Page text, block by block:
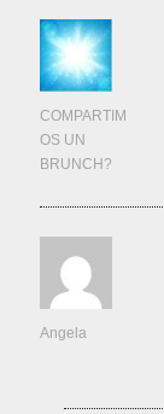
COMPARTIM
OS UN
BRUNCH?
Angela